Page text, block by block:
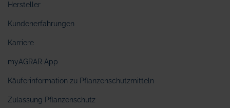
Hersteller
Kundenerfahrungen
Karriere
myAGRAR App
Käuferinformation zu Pflanzenschutzmitteln
Zulassung Pflanzenschutz